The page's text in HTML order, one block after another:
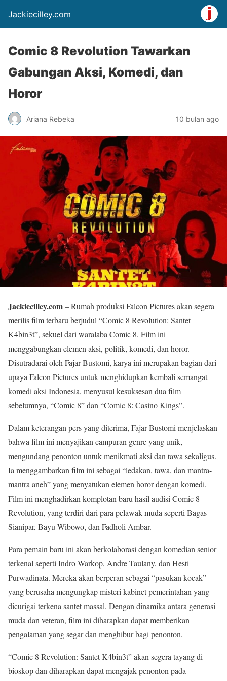
Jackiecilley.com
Comic 8 Revolution Tawarkan
Gabungan Aksi, Komedi, dan
Horor
Ariana Rebeka 10 bulan ago
Jackiecilley.com– Rumah produksi Falcon Pictures akan segera
merilis film terbaru berjudul “Comic 8 Revolution: Santet
K4bin3t”, sekuel dari waralaba Comic 8. Film ini
menggabungkan elemen aksi, politik, komedi, dan horor.
Disutradarai oleh Fajar Bustomi, karya ini merupakan bagian dari
upaya Falcon Pictures untuk menghidupkan kembali semangat
komedi aksi Indonesia, menyusul kesuksesan dua film
sebelumnya, “Comic 8” dan “Comic 8: Casino Kings”.
Dalam keterangan pers yang diterima, Fajar Bustomi menjelaskan
bahwa film ini menyajikan campuran genre yang unik,
mengundang penonton untuk menikmati aksi dan tawa sekaligus.
Ia menggambarkan film ini sebagai “ledakan, tawa, dan mantra-
mantra aneh” yang menyatukan elemen horor dengan komedi.
Film ini menghadirkan komplotan baru hasil audisi Comic 8
Revolution, yang terdiri dari para pelawak muda seperti Bagas
Sianipar, Bayu Wibowo, dan Fadholi Ambar.
Para pemain baru ini akan berkolaborasi dengan komedian senior
terkenal seperti Indro Warkop, Andre Taulany, dan Hesti
Purwadinata. Mereka akan berperan sebagai “pasukan kocak”
yang berusaha mengungkap misteri kabinet pemerintahan yang
dicurigai terkena santet massal. Dengan dinamika antara generasi
muda dan veteran, film ini diharapkan dapat memberikan
pengalaman yang segar dan menghibur bagi penonton.
“Comic 8 Revolution: Santet K4bin3t” akan segera tayang di
bioskop dan diharapkan dapat mengajak penonton pada